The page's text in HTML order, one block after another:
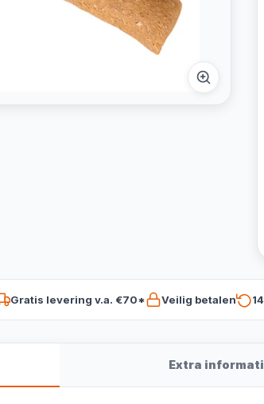
Gratis levering v.a. €70* Veilig betalen
Extra